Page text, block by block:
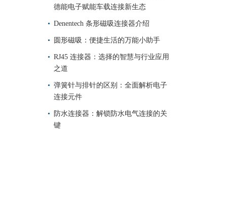
德能电子赋能车载连接新生态
Denentech 条形磁吸连接器介绍
圆形磁吸：便捷生活的万能小助手
RJ45 连接器：选择的智慧与行业应用
之道
弹簧针与排针的区别：全面解析电子
连接元件
防水连接器：解锁防水电气连接的关
键